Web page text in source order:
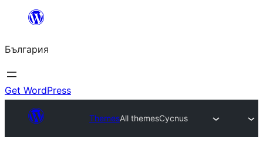
България
Get WordPress
ThemesAll themesCycnus